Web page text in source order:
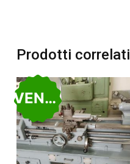
Prodotti correlati
VENDUTO